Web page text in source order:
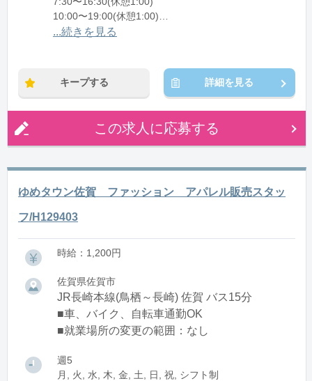
10:00〜19:00(休憩1:00)
11:00〜20:00(休憩1:00)
※残業：0〜20時間程度/月
...続きを見る
キープする 詳細を見る
この求人に応募する
ゆめタウン佐賀 ファッション アパレル販売スタッ
フ/H129403
時給：1,200円
佐賀県佐賀市
JR長崎本線(鳥栖～長崎) 佐賀 バス15分
■車、バイク、自転車通勤OK
■就業場所の変更の範囲：なし
週5
月, 火, 水, 木, 金, 土, 日, 祝, シフト制